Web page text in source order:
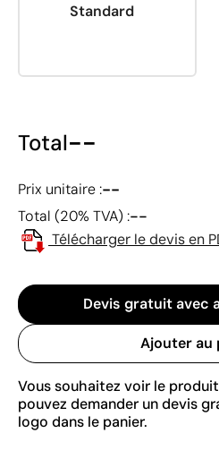
Standard
Total--
Prix unitaire :--
Total (20% TVA) :--
Télécharger le devis en
Devis gratuit avec
Ajouter au
Vous souhaitez voir le
pouvez demander un devis
logo dans le panier.